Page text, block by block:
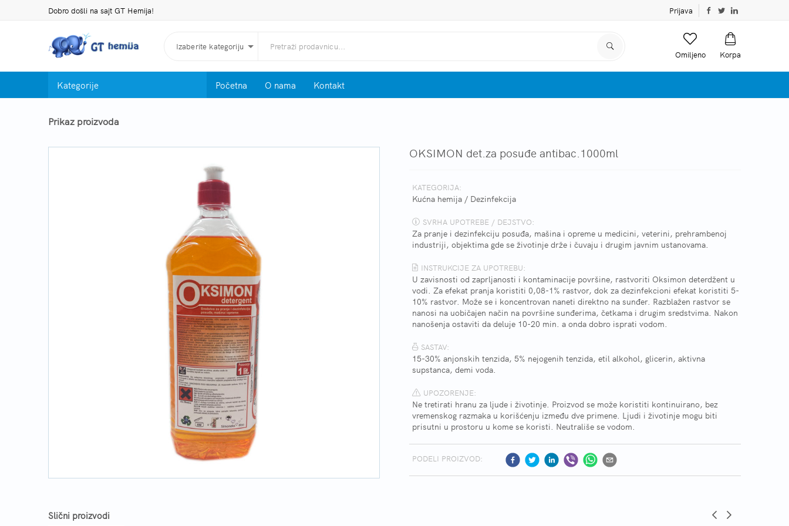
Dobro došli na sajt GT Hemija! Prijava
Izaberite kategoriju
Omiljeno Korpa
Kategorije Početna O nama Kontakt
Prikaz proizvoda
OKSIMON det.za posuđe antibac.1000ml
KATEGORIJA:
Kućna hemija / Dezinfekcija
SVRHA UPOTREBE / DEJSTVO:
Za pranje i dezinfekciju posuđa, mašina i opreme u medicini, veterini, prehrambenoj
industriji, objektima gde se životinje drže i čuvaju i drugim javnim ustanovama.
INSTRUKCIJE ZA UPOTREBU:
U zavisnosti od zaprljanosti i kontaminacije površine, rastvoriti Oksimon deterdžent u
vodi. Za efekat pranja koristiti 0,08-1% rastvor, dok za dezinfekcioni efekat koristiti 5-
10% rastvor. Može se i koncentrovan naneti direktno na sunđer. Razblažen rastvor se
nanosi na uobičajen način na površine sunđerima, četkama i drugim sredstvima. Nakon
nanošenja ostaviti da deluje 10-20 min. a onda dobro isprati vodom.
SASTAV:
15-30% anjonskih tenzida, 5% nejogenih tenzida, etil alkohol, glicerin, aktivna
supstanca, demi voda.
UPOZORENJE:
Ne tretirati hranu za ljude i životinje. Proizvod se može koristiti kontinuirano, bez
vremenskog razmaka u korišćenju između dve primene. Ljudi i životinje mogu biti
prisutni u prostoru u kome se koristi. Neutrališe se vodom.
PODELI PROIZVOD:
Slični proizvodi